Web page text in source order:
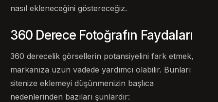
nasıl ekleneceğini göstereceğiz.
360 Derece Fotoğrafın Faydaları
360 derecelik görsellerin potansiyelini fark etmek,
markanıza uzun vadede yardımcı olabilir. Bunları
sitenize eklemeyi düşünmenizin başlıca
nedenlerinden bazıları şunlardır: